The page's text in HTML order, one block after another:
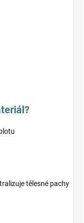
tělesné pachy